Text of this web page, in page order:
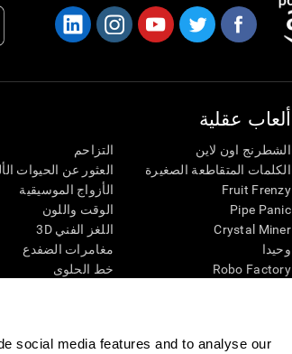
social media features and to analyse our
ألعاب عقلية
الشطرنج اون لاين
الكلمات المتقاطعة الصغيرة
Fruit Frenzy
Pipe Panic
Crystal Miner
وحيدا
Robo Factory
قم بالمطابقة
التزاحم
العثور عن الحيوات
الأزواج الموسيقية
الوقت واللون
اللغز الفني 3D
مغامرات الضفدع
خط الحلوى
اللعبة العقلية: تفجير